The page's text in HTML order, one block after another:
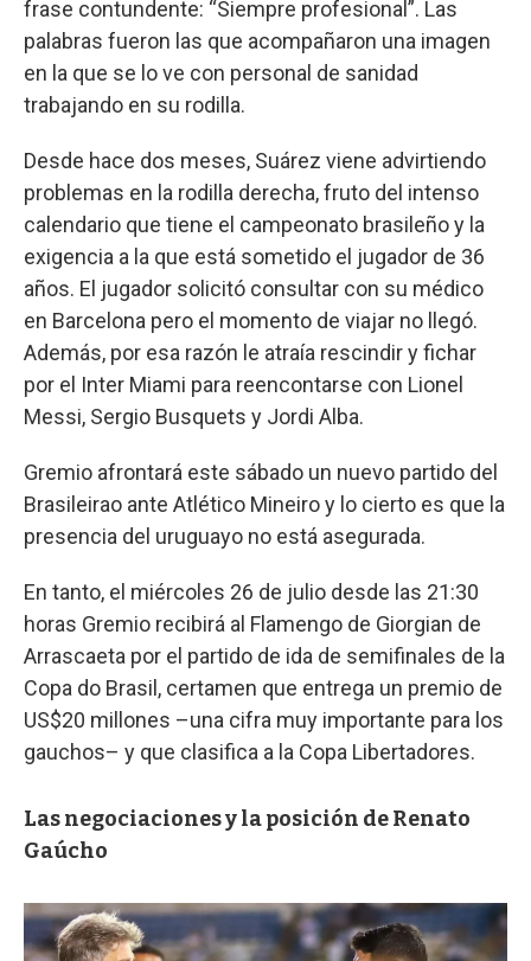
frase contundente: “Siempre profesional”. Las
palabras fueron las que acompañaron una imagen
en la que se lo ve con personal de sanidad
trabajando en su rodilla.
Desde hace dos meses, Suárez viene advirtiendo
problemas en la rodilla derecha, fruto del intenso
calendario que tiene el campeonato brasileño y la
exigencia a la que está sometido el jugador de 36
años. El jugador solicitó consultar con su médico
en Barcelona pero el momento de viajar no llegó.
Además, por esa razón le atraía rescindir y fichar
por el Inter Miami para reencontarse con Lionel
Messi, Sergio Busquets y Jordi Alba.
Gremio afrontará este sábado un nuevo partido del
Brasileirao ante Atlético Mineiro y lo cierto es que la
presencia del uruguayo no está asegurada.
En tanto, el miércoles 26 de julio desde las 21:30
horas Gremio recibirá al Flamengo de Giorgian de
Arrascaeta por el partido de ida de semifinales de la
Copa do Brasil, certamen que entrega un premio de
US$20 millones –una cifra muy importante para los
gauchos– y que clasifica a la Copa Libertadores.
Las negociaciones y la posición de Renato
Gaúcho